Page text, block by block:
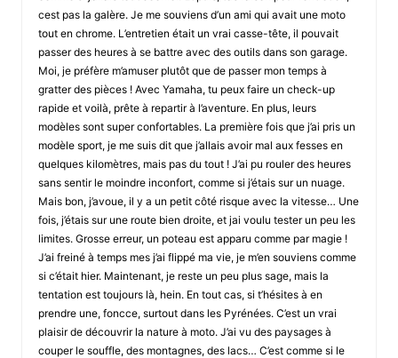
cest pas la galère. Je me souviens d’un ami qui avait une moto
tout en chrome. L’entretien était un vrai casse-tête, il pouvait
passer des heures à se battre avec des outils dans son garage.
Moi, je préfère m’amuser plutôt que de passer mon temps à
gratter des pièces ! Avec Yamaha, tu peux faire un check-up
rapide et voilà, prête à repartir à l’aventure. En plus, leurs
modèles sont super confortables. La première fois que j’ai pris un
modèle sport, je me suis dit que j’allais avoir mal aux fesses en
quelques kilomètres, mais pas du tout ! J’ai pu rouler des heures
sans sentir le moindre inconfort, comme si j’étais sur un nuage.
Mais bon, j’avoue, il y a un petit côté risque avec la vitesse… Une
fois, j’étais sur une route bien droite, et jai voulu tester un peu les
limites. Grosse erreur, un poteau est apparu comme par magie !
J’ai freiné à temps mes j’ai flippé ma vie, je m’en souviens comme
si c’était hier. Maintenant, je reste un peu plus sage, mais la
tentation est toujours là, hein. En tout cas, si t’hésites à en
prendre une, foncce, surtout dans les Pyrénées. C’est un vrai
plaisir de découvrir la nature à moto. J’ai vu des paysages à
couper le souffle, des montagnes, des lacs… C’est comme si le